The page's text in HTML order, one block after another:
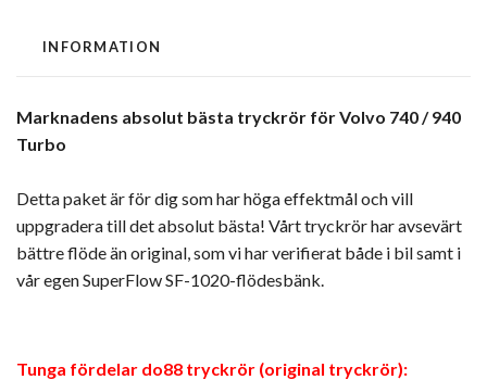
INFORMATION
Marknadens absolut bästa tryckrör för Volvo 740 / 940
Turbo
Detta paket är för dig som har höga effektmål och vill
uppgradera till det absolut bästa! Vårt tryckrör har avsevärt
bättre flöde än original, som vi har verifierat både i bil samt i
vår egen SuperFlow SF-1020-flödesbänk.
Tunga fördelar do88 tryckrör (original tryckrör):